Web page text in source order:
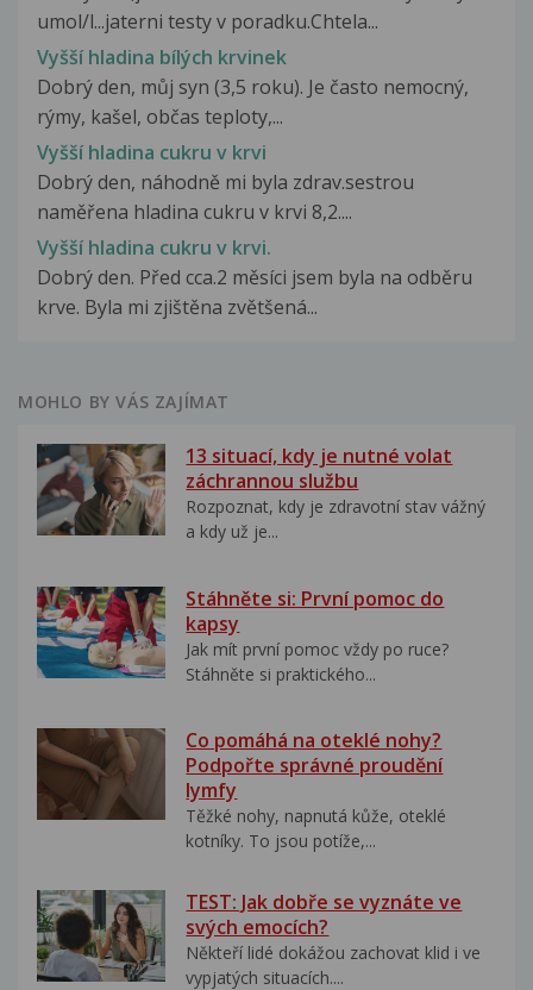
umol/l...jaterni testy v poradku.Chtela...
Vyšší hladina bílých krvinek
Dobrý den, můj syn (3,5 roku). Je často nemocný,
rýmy, kašel, občas teploty,...
Vyšší hladina cukru v krvi
Dobrý den, náhodně mi byla zdrav.sestrou
naměřena hladina cukru v krvi 8,2....
Vyšší hladina cukru v krvi.
Dobrý den. Před cca.2 měsíci jsem byla na odběru
krve. Byla mi zjištěna zvětšená...
MOHLO BY VÁS ZAJÍMAT
13 situací, kdy je nutné volat
záchrannou službu
Rozpoznat, kdy je zdravotní stav vážný
a kdy už je...
Stáhněte si: První pomoc do
kapsy
Jak mít první pomoc vždy po ruce?
Stáhněte si praktického...
Co pomáhá na oteklé nohy?
Podpořte správné proudění
lymfy
Těžké nohy, napnutá kůže, oteklé
kotníky. To jsou potíže,...
TEST: Jak dobře se vyznáte ve
svých emocích?
Někteří lidé dokážou zachovat klid i ve
vypjatých situacích....